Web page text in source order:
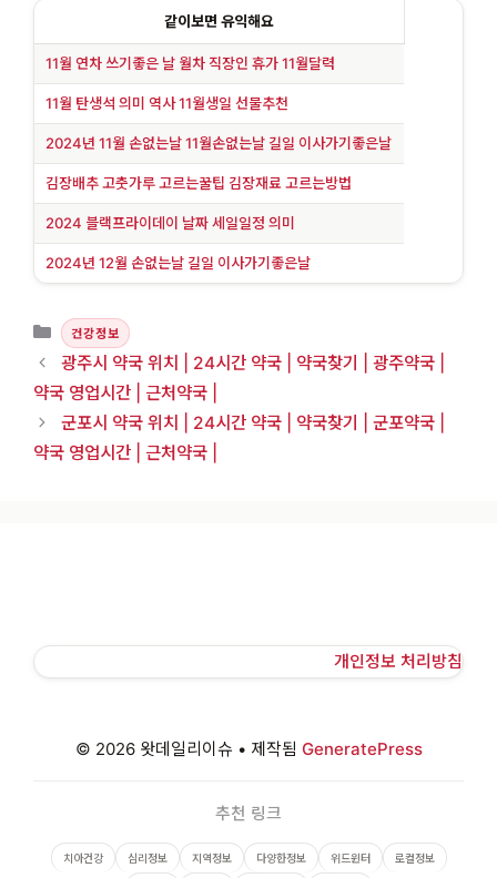
같이보면 유익해요
11월 연차 쓰기좋은 날 월차 직장인 휴가 11월달력
11월 탄생석 의미 역사 11월생일 선물추천
2024년 11월 손없는날 11월손없는날 길일 이사가기좋은날
김장배추 고춧가루 고르는꿀팁 김장재료 고르는방법
2024 블랙프라이데이 날짜 세일일정 의미
2024년 12월 손없는날 길일 이사가기좋은날
카테고리
건강정보
광주시 약국 위치 | 24시간 약국 | 약국찾기 | 광주약국 |
약국 영업시간 | 근처약국 |
군포시 약국 위치 | 24시간 약국 | 약국찾기 | 군포약국 |
약국 영업시간 | 근처약국 |
개인정보 처리방침
© 2026 왓데일리이슈 • 제작됨 GeneratePress
추천 링크
치아건강 심리정보 지역정보 다양한정보 위드윈터 로컬정보